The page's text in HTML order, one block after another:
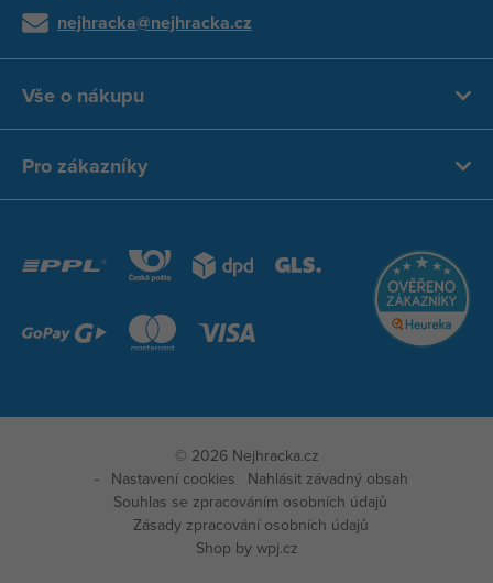
nejhracka@nejhracka.cz
Vše o nákupu
Pro zákazníky
© 2026 Nejhracka.cz
Nastavení cookies
Nahlásit závadný obsah
Souhlas se zpracováním osobních údajů
Zásady zpracování osobních údajů
Shop by wpj.cz